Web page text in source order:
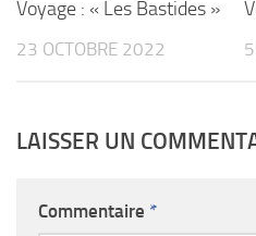
Voyage : « Les Bastides »
23 OCTOBRE 2022
LAISSER UN
Commentaire *